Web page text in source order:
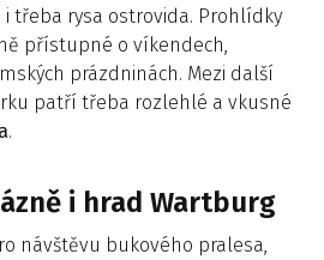
i třeba rysa ostrovida. Prohlídky
přístupné o víkendech,
prázdninách. Mezi další
patří třeba rozlehlé a vkusné
.
i hrad Wartburg
návštěvu bukového pralesa,